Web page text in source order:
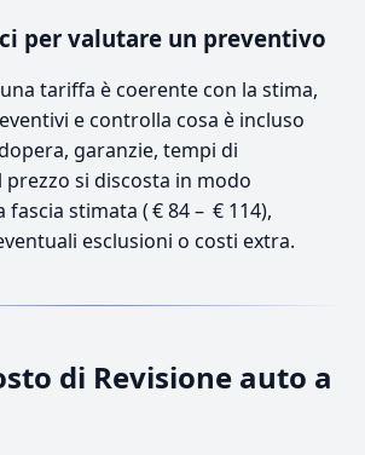
per valutare un preventivo
tariffa è coerente con la stima,
e controlla cosa è incluso
garanzie, tempi di
prezzo si discosta in modo
stimata ( € 84 – € 114),
esclusioni o costi extra.
di Revisione auto a